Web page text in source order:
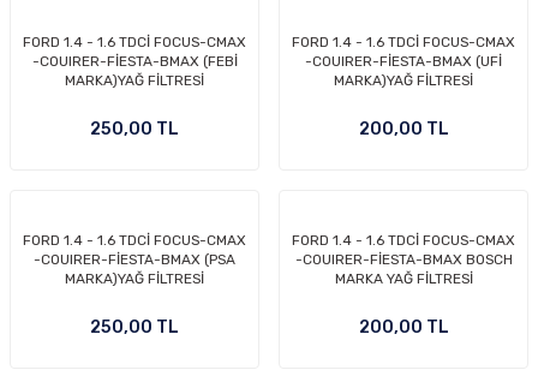
FORD 1.4 - 1.6 TDCİ FOCUS-CMAX
-COUIRER-FİESTA-BMAX (FEBİ
MARKA)YAĞ FİLTRESİ
250,00 TL
FORD 1.4 - 1.6 TDCİ FOCUS-CMAX
-COUIRER-FİESTA-BMAX (UFİ
MARKA)YAĞ FİLTRESİ
200,00 TL
FORD 1.4 - 1.6 TDCİ FOCUS-CMAX
-COUIRER-FİESTA-BMAX (PSA
MARKA)YAĞ FİLTRESİ
250,00 TL
FORD 1.4 - 1.6 TDCİ FOCUS-CMAX
-COUIRER-FİESTA-BMAX BOSCH
MARKA YAĞ FİLTRESİ
200,00 TL